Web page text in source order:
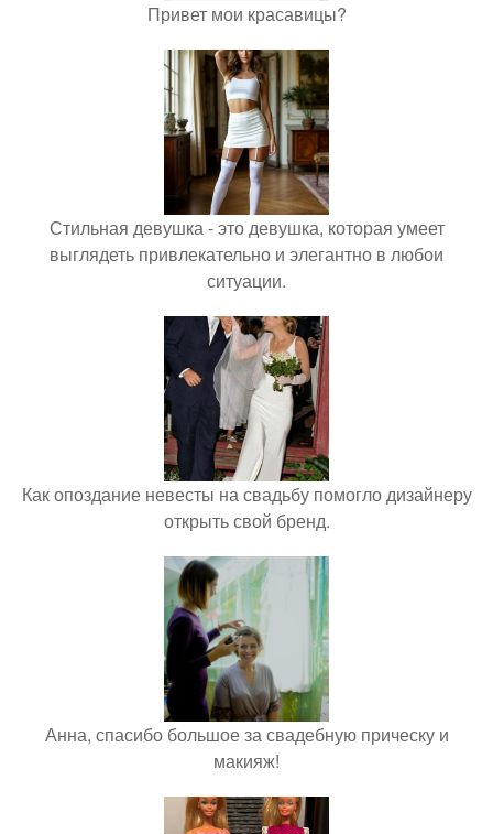
Привет мои красавицы?
Стильная девушка - это девушка, которая умеет
выглядеть привлекательно и элегантно в любои
ситуации.
Как опоздание невесты на свадьбу помогло дизайнеру
открыть свой бренд.
Анна, спасибо большое за свадебную прическу и
макияж!